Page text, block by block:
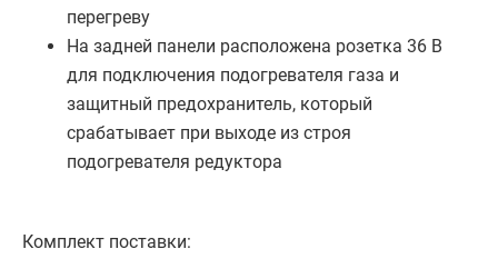
перегреву
На задней панели расположена розетка 36 В
для подключения подогревателя газа и
защитный предохранитель, который
срабатывает при выходе из строя
подогревателя редуктора
Комплект поставки: